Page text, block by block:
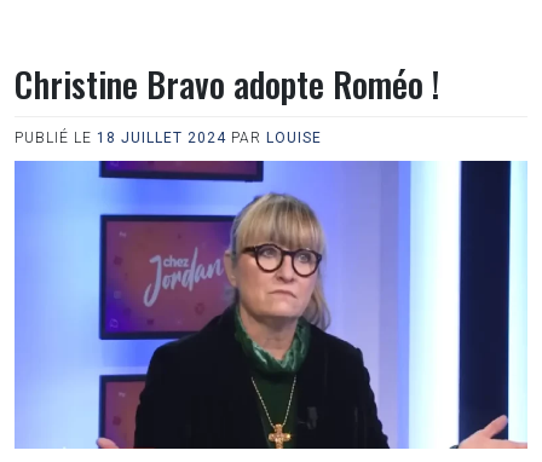
Christine Bravo adopte Roméo !
PUBLIÉ LE 18 JUILLET 2024 PAR LOUISE